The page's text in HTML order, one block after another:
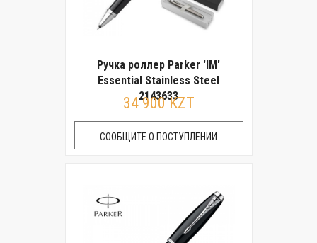
Ручка роллер Parker 'IM'
Essential Stainless Steel
2143633
34 900 KZT
СООБЩИТЕ О ПОСТУПЛЕНИИ